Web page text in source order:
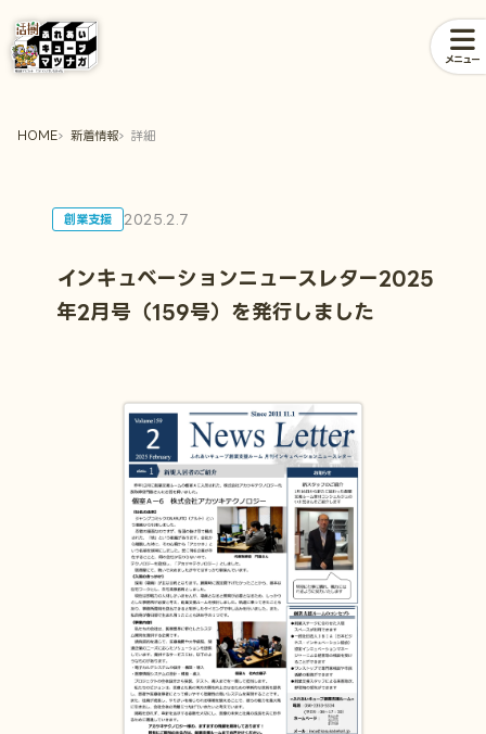
メニュー
HOME 新着情報 詳細
創業支援 2025.2.7
インキュベーションニュースレター2025
年2月号（159号）を発行しました